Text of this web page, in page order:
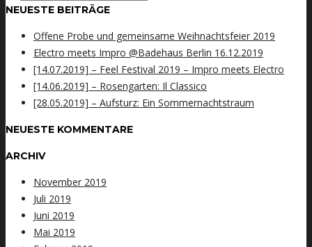
NEUESTE BEITRÄGE
Offene Probe und gemeinsame Weihnachtsfeier 2019
Electro meets Impro @Badehaus Berlin 16.12.2019
[14.07.2019] – Feel Festival 2019 – Impro meets Electro
[14.06.2019] – Rosengarten: Il Classico
[28.05.2019] – Aufsturz: Ein Sommernachtstraum
NEUESTE KOMMENTARE
ARCHIV
November 2019
Juli 2019
Juni 2019
Mai 2019